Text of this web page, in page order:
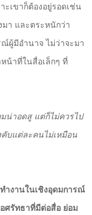
ะเขาก็ต้องอยู่รอดเช่น
มา และตระหนักว่า
ผู้มีอำนาจ ไม่ว่าจะมา
หน้าที่ในสื่อเล็กๆ ที่
น่าอดสู แต่ก็ไม่ควรไป
คับแต่ละคนไม่เหมือน
ำงานในเชิงอุดมการณ์
อศรัทธาที่มีต่อสื่อ ย่อม